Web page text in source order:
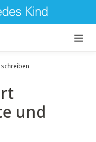
und